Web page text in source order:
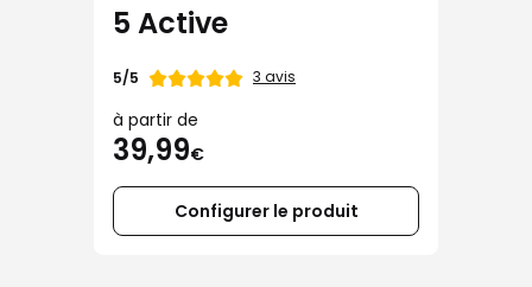
5 Active
Note
5/5 3 avis
à partir de
39,99€
Configurer le produit